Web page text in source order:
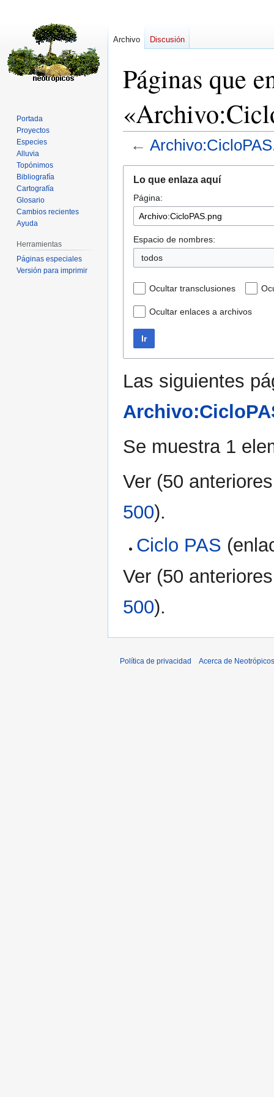
Páginas que
←
navegación
búsqueda
Lo que enlaza aquí
Página:
Espacio de nombres:
todos
Ocultar transclusiones
Ocultar enlaces a archivos
Ir
Las siguientes
Se muestra 1
Ver (50 anteriores
500).
Ciclo PAS
Ver (50 anteriores
500).
Archivo Discusión
Portada
Proyectos
Especies
Alluvia
Topónimos
Bibliografía
Cartografía
Glosario
Cambios recientes
Ayuda
Herramientas
Páginas especiales
Versión para imprimir
Política de privacidad Acerca de Neotrópicos